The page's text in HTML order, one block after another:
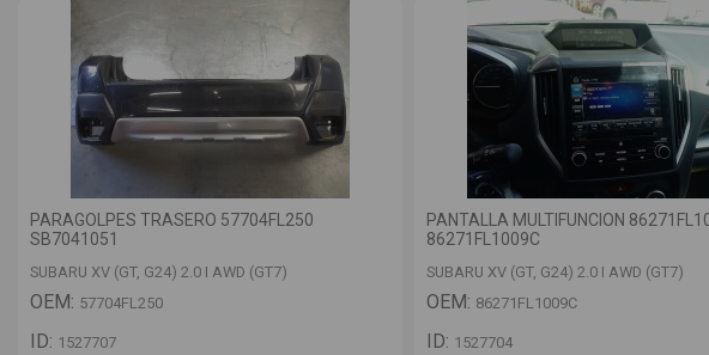
PARAGOLPES TRASERO 57704FL250
SB7041051
SUBARU XV (GT, G24) 2.0 I AWD (GT7)
OEM: 57704FL250
ID: 1527707
PANTALLA MULTIFUNCION
86271FL1009C
SUBARU XV (GT, G24) 2.0 I AWD (GT7)
OEM: 86271FL1009C
ID: 1527704